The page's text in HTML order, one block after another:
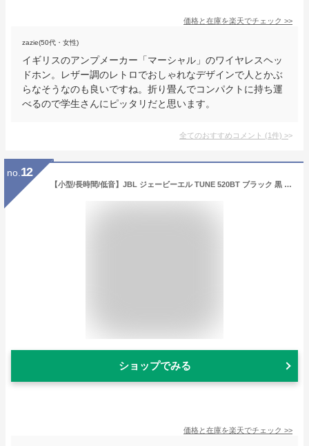
価格と在庫を楽天でチェック >>
zazie(50代・女性)
イギリスのアンプメーカー「マーシャル」のワイヤレスヘッ
ドホン。レザー調のレトロでおしゃれなデザインで人とかぶ
らなそうなのも良いですね。折り畳んでコンパクトに持ち運
べるので学生さんにピッタリだと思います。
全てのおすすめコメント (1件) >
no. 12
【小型/長時間/低音】JBL ジェービーエル TUNE 520BT ブラック 黒 ヘッドホン Bluetooth ワイヤレスヘッドホン 密閉型 折りたたみ 折り畳み 小さめ 小さい サイズ マイク付き 通話 ワイヤレス ブルートゥース
ショップでみる
価格と在庫を楽天でチェック >>